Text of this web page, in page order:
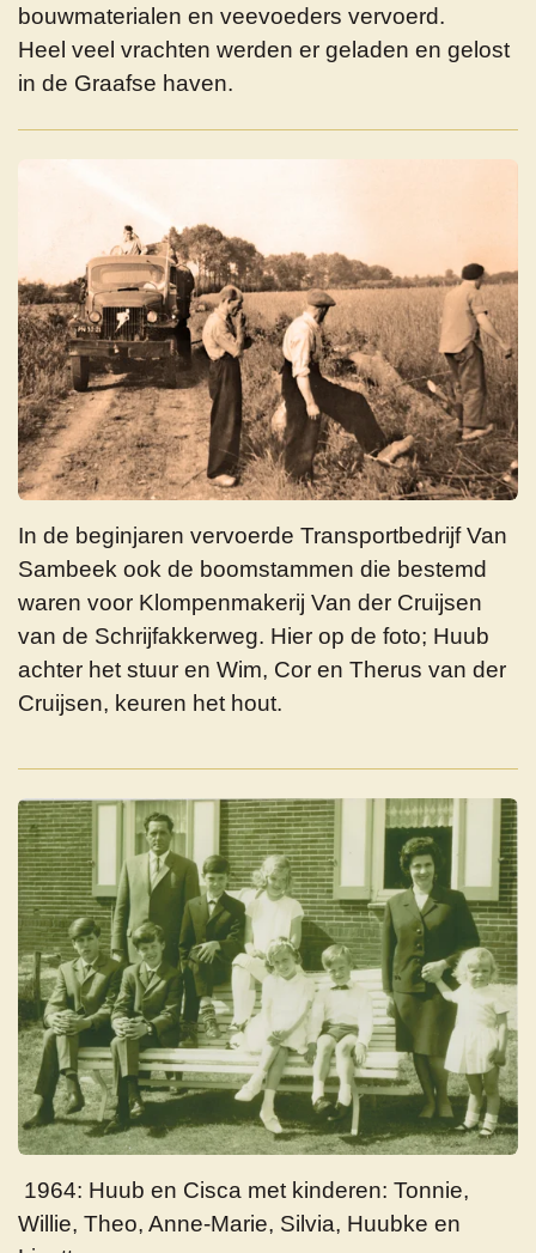
bouwmaterialen en veevoeders vervoerd.
Heel veel vrachten werden er geladen en gelost
in de Graafse haven.
In de beginjaren vervoerde Transportbedrijf Van
Sambeek ook de boomstammen die bestemd
waren voor Klompenmakerij Van der Cruijsen
van de Schrijfakkerweg. Hier op de foto; Huub
achter het stuur en Wim, Cor en Therus van der
Cruijsen, keuren het hout.
1964: Huub en Cisca met kinderen: Tonnie,
Willie, Theo, Anne-Marie, Silvia, Huubke en